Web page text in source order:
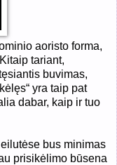
aoristo forma,
tariant,
buvimas,
yra taip pat
dabar, kaip ir tuo
bus minimas
prisikėlimo būsena